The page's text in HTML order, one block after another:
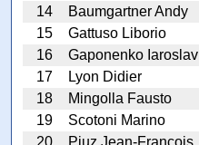
14
Baumgartner Andy
15
Gattuso Liborio
16
Gaponenko Iaroslav
17
Lyon Didier
18
Mingolla Fausto
19
Scotoni Marino